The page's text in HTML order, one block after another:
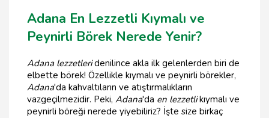
Adana En Lezzetli Kıymalı ve
Peynirli Börek Nerede Yenir?
Adana lezzetleridenilince akla ilk gelenlerden biri de
elbette börek! Özellikle kıymalı ve peynirli börekler,
Adana'da kahvaltıların ve atıştırmalıkların
vazgeçilmezidir. Peki, Adana'da en lezzetlikıymalı ve
peynirli böreği nerede yiyebiliriz? İşte size birkaç